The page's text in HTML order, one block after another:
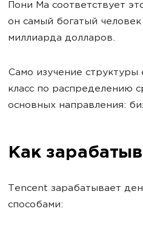
Пони Ма соответствует
он самый богатый
миллиарда долларов.
Само изучение структуры
класс по распределению
основных направления:
Как
Tencent зарабатывает
способами: